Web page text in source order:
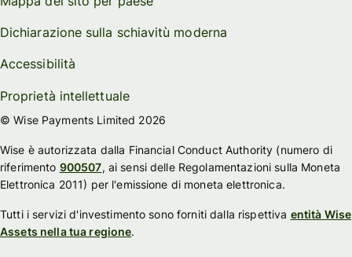
Dichiarazione sulla schiavitù moderna
Accessibilità
Proprietà intellettuale
© Wise Payments Limited 2026
Wise è autorizzata dalla Financial Conduct Authority (numero di
riferimento 900507, ai sensi delle Regolamentazioni sulla Moneta
Elettronica 2011) per l'emissione di moneta elettronica.
Tutti i servizi d'investimento sono forniti dalla rispettiva entità Wise
Assets nella tua regione.